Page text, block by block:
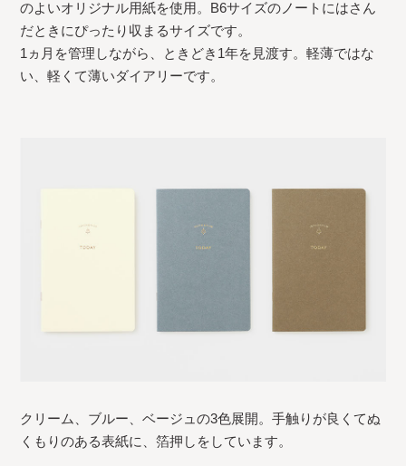
のよいオリジナル用紙を使用。B6サイズのノートにはさん
だときにぴったり収まるサイズです。
1ヵ月を管理しながら、ときどき1年を見渡す。軽薄ではな
い、軽くて薄いダイアリーです。
クリーム、ブルー、ベージュの3色展開。手触りが良くてぬ
くもりのある表紙に、箔押しをしています。